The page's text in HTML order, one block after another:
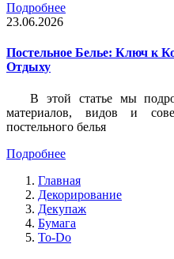
Подробнее
23.06.2026
Постельное Белье: Ключ к
Отдыху
В этой статье мы
материалов, видов и
постельного белья
Подробнее
Главная
Декорирование
Декупаж
Бумага
To-Do